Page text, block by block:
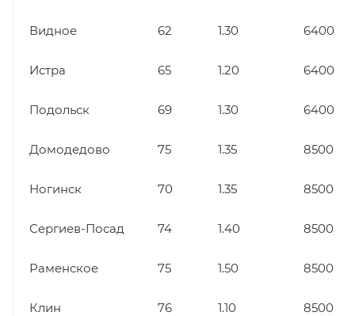
Видное 62 1.30 6400
Истра 65 1.20 6400
Подольск 69 1.30 6400
Домодедово 75 1.35 8500
Ногинск 70 1.35 8500
Сергиев-Посад 74 1.40 8500
Раменское 75 1.50 8500
Клин 76 1.10 8500